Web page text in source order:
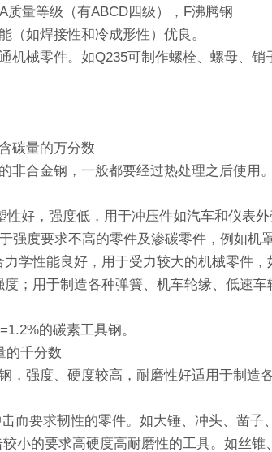
质量等级（有ABCD四级），F沸腾钢
（如焊接性和冷成形性）优良。
机械零件。如Q235可制作螺栓、螺母、
碳量的万分数
非合金钢，一般都要经过热处理之后使用
性好，强度低，用于冲压件如汽车和仪表
强度要求不高的零件及渗碳零件，例如机
力学性能良好，用于受力较大的机械零件
度；用于制造各种弹簧、机车轮缘、低速车
的碳素工具钢。
的千分数
，强度、硬度较高，耐磨性好适用于制造
而要求韧性的零件。如大锤、冲头、凿子
小的要求高硬度高耐磨性的工具。如丝